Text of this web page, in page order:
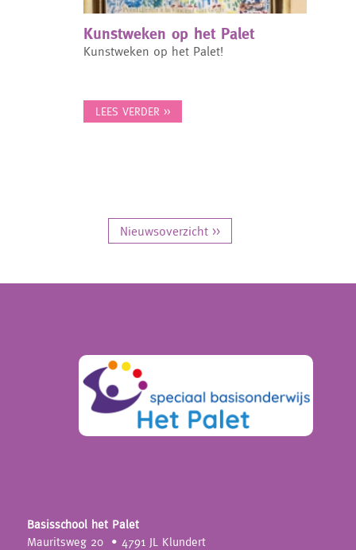
Kunstweken op het Palet
Kunstweken op het Palet!
LEES VERDER >>
Nieuwsoverzicht >>
Basisschool het Palet
Mauritsweg 20
• 4791 JL Klundert